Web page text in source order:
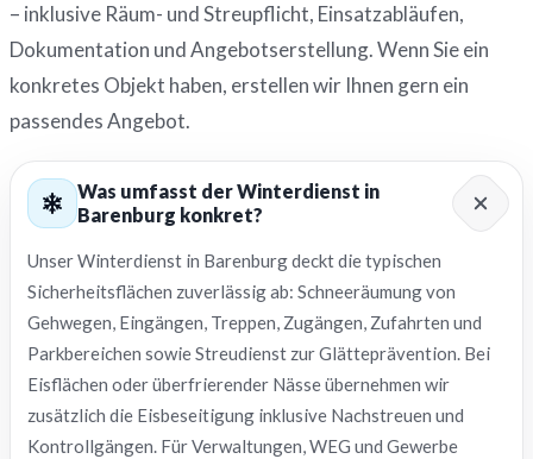
– inklusive Räum- und Streupflicht, Einsatzabläufen,
Dokumentation und Angebotserstellung. Wenn Sie ein
konkretes Objekt haben, erstellen wir Ihnen gern ein
passendes Angebot.
Was umfasst der Winterdienst in
Barenburg konkret?
Unser Winterdienst in Barenburg deckt die typischen
Sicherheitsflächen zuverlässig ab: Schneeräumung von
Gehwegen, Eingängen, Treppen, Zugängen, Zufahrten und
Parkbereichen sowie Streudienst zur Glätteprävention. Bei
Eisflächen oder überfrierender Nässe übernehmen wir
zusätzlich die Eisbeseitigung inklusive Nachstreuen und
Kontrollgängen. Für Verwaltungen, WEG und Gewerbe